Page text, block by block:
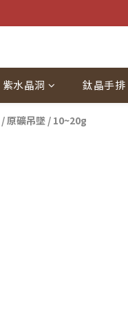
紫水晶洞 鈦晶手排
/原礦吊墜 / 10~20g